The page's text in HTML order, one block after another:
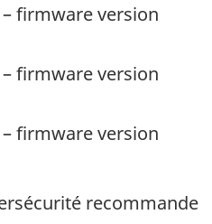
– firmware version
– firmware version
– firmware version
recommande